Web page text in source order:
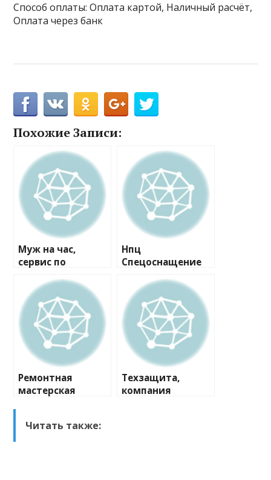
Способ оплаты: Оплата картой, Наличный расчёт,
Оплата через банк
Похожие Записи:
Муж на час,
сервис по
Нпц
Спецоснащение
Ремонтная
мастерская
Техзащита,
компания
Читать также: